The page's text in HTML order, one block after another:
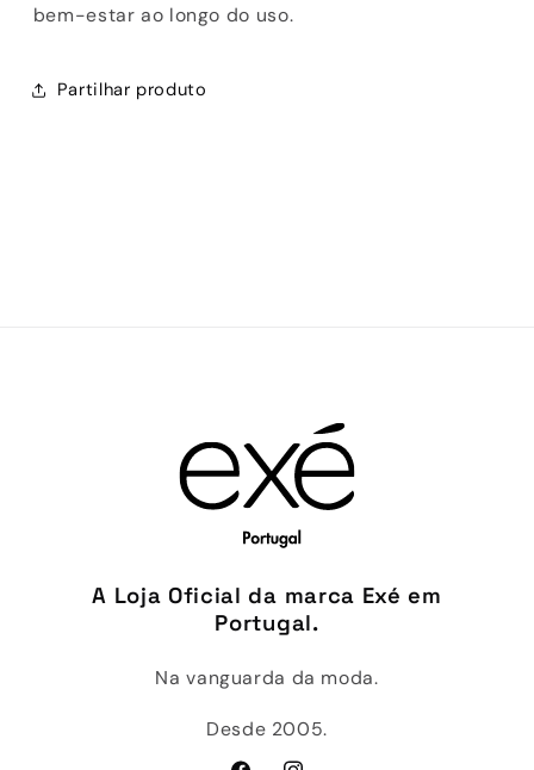
bem-estar ao longo do uso.
Partilhar produto
A Loja Oficial da marca Exé em
Portugal.
Na vanguarda da moda.
Desde 2005.